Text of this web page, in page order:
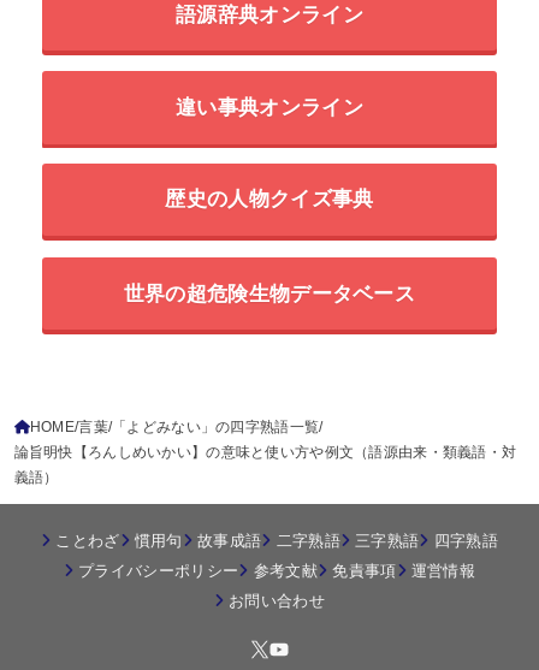
語源辞典オンライン
違い事典オンライン
歴史の人物クイズ事典
世界の超危険生物データベース
HOME 言葉 「よどみない」の四字熟語一覧
論旨明快【ろんしめいかい】の意味と使い方や例文（語源由来・類義語・対
義語）
ことわざ 慣用句 故事成語 二字熟語 三字熟語
四字熟語
プライバシーポリシー
参考文献 免責事項
運営情報
お問い合わせ